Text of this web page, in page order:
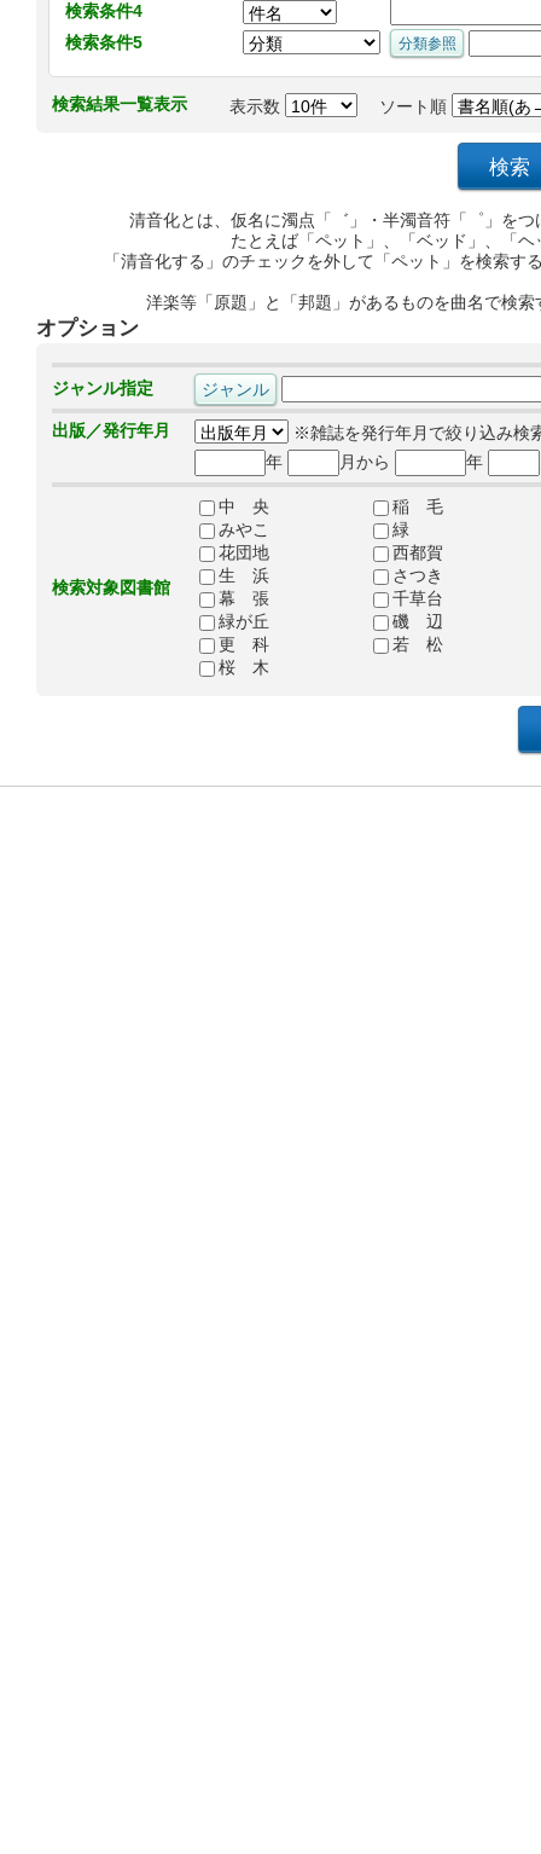
検索条件4
検索条件5
検索結果一覧表示 表示数 ソート順
清音化とは、仮名に濁点「゛」・半濁音符「゜」を
たとえば「ペット」、「ベッド」、「
「清音化する」のチェックを外して「ペット」を検索
洋楽等「原題」と「邦題」があるものを曲名で検
オプション
ジャンル指定
出版／発行年月
※雑誌を発行年月で絞り込み検
年
月から 年
検索対象図書館
中 央
稲 毛
みやこ
緑
花団地
西都賀
生 浜
さつき
幕 張
千草台
緑が丘
磯 辺
更 科
若 松
桜 木